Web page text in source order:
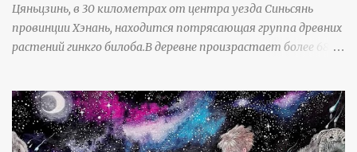
Цяньцзинь, в 30 километрах от центра уезда Синьсянь
провинции Хэнань, находится потрясающая группа древних
растений гинкго билоба.В деревне произрастает более 6800
тысячи лет. источник
https://www.sohu.com/a/951672917_121984853